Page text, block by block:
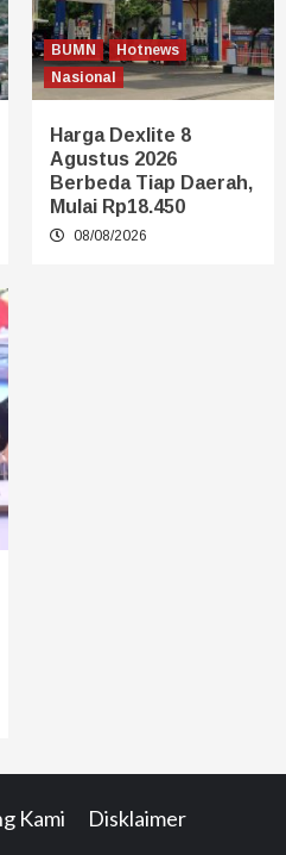
BUMN
Hotnews
Nasional
Harga Dexlite 8
Agustus 2026
Berbeda Tiap Daerah,
Mulai Rp18.450
08/08/2026
Kami Disklaimer